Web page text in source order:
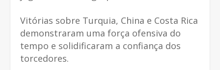
Vitórias sobre Turquia, China e Costa Rica
demonstraram uma força ofensiva do
tempo e solidificaram a confiança dos
torcedores.